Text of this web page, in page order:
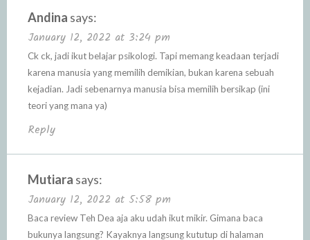
Andina says:
January 12, 2022 at 3:24 pm
Ck ck, jadi ikut belajar psikologi. Tapi memang keadaan terjadi
karena manusia yang memilih demikian, bukan karena sebuah
kejadian. Jadi sebenarnya manusia bisa memilih bersikap (ini
teori yang mana ya)
Reply
Mutiara says:
January 12, 2022 at 5:58 pm
Baca review Teh Dea aja aku udah ikut mikir. Gimana baca
bukunya langsung? Kayaknya langsung kututup di halaman